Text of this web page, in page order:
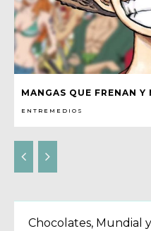
MANGAS QUE FRENAN Y
ENTREMEDIOS
Chocolates, Mundial